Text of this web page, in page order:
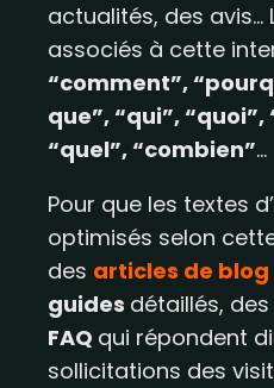
actualités, des
associés à cette
“comment”,
que”, “qui”, “quoi”,
“quel”, “combien”...
Pour que les textes
optimisés selon
des articles de blog
guides détaillés, des
FAQ qui répondent
sollicitations des